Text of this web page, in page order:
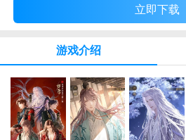
立即下载
游戏介绍